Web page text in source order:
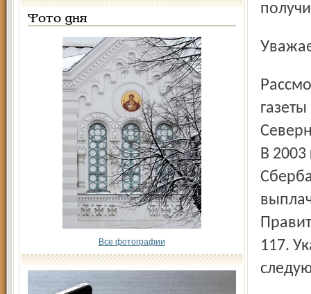
Фото дня
Все фотографии
Рассмотрев ваше обращение, направленное в редакцию
В
117.